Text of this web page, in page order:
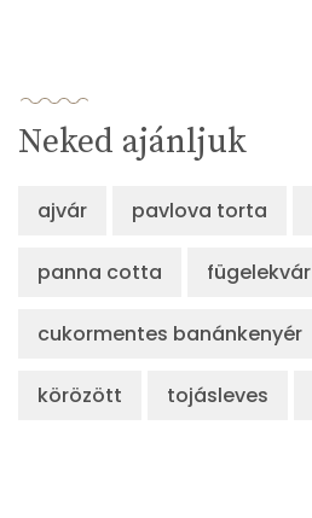
Neked ajánljuk
ajvár pavlova torta
panna cotta fügelekvár
cukormentes banánkenyér
körözött tojásleves